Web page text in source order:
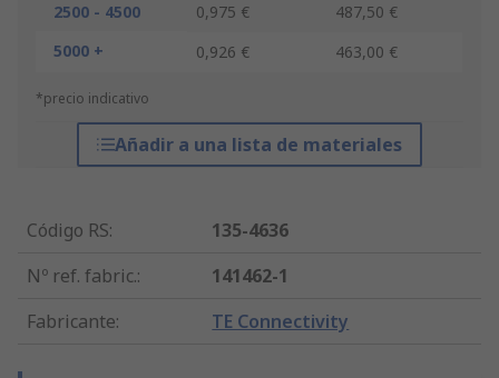
2500 - 4500
0,975 €
487,50 €
5000 +
0,926 € 463,00 €
*precio indicativo
Añadir a una lista de materiales
Código RS:
135-4636
Nº ref. fabric.:
141462-1
Fabricante: TE Connectivity